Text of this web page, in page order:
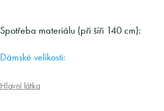
Spotřeba materiálu (při šíři 140 cm):
Dámské velikosti:
Hlavní látka